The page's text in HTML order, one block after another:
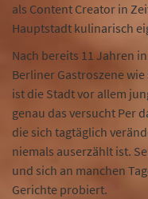
als Content Creator in
Hauptstadt kulinarisch
Nach bereits 11 Jahren
Berliner Gastroszene
ist die Stadt vor allem
genau das versucht Per
die sich tagtäglich
niemals auserzählt ist.
und sich an manchen
Gerichte probiert.